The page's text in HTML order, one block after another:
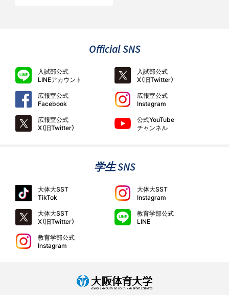
Official SNS
入試部公式
LINEアカウント
入試部公式
X（旧Twitter）
広報室公式
Facebook
広報室公式
Instagram
広報室公式
X（旧Twitter）
公式YouTube
チャンネル
学生 SNS
大体大SST
TikTok
大体大SST
Instagram
大体大SST
X（旧Twitter）
教育学部公式
LINE
教育学部公式
Instagram